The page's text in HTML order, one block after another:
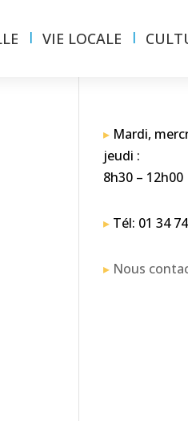
VIE LOCALE
▸ Mardi,
jeudi :
8h30 – 12h00
▸ Tél: 01 34
▸ Nous